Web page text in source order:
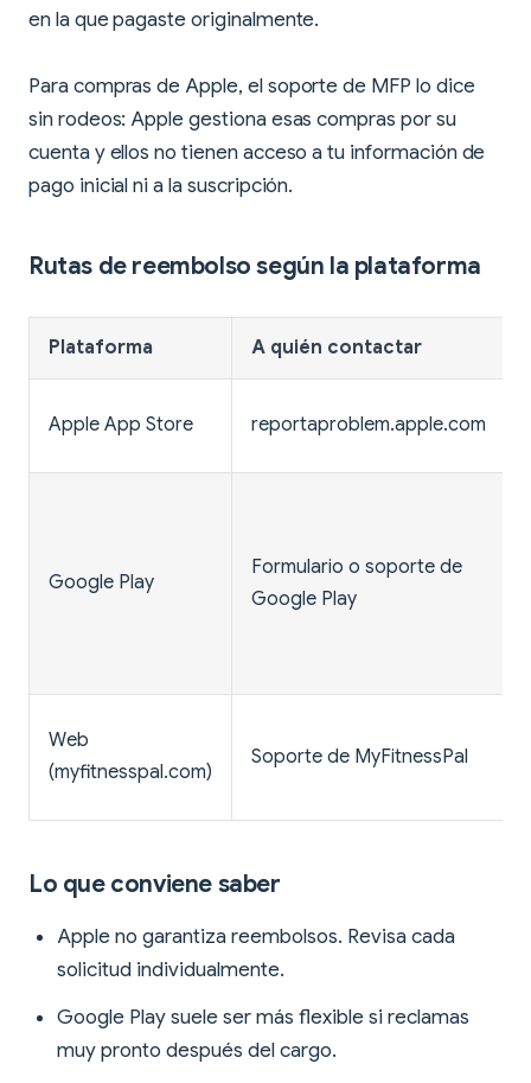
en la que pagaste originalmente.
Para compras de Apple, el soporte de MFP lo dice
sin rodeos: Apple gestiona esas compras por su
cuenta y ellos no tienen acceso a tu información de
pago inicial ni a la suscripción.
Rutas de reembolso según la plataforma
Plataforma A quién contactar
Apple App Store reportaproblem.apple.com
Google Play
Formulario o soporte de
Google Play
Web
(myfitnesspal.com)
Soporte de MyFitnessPal
Lo que conviene saber
Apple no garantiza reembolsos. Revisa cada
solicitud individualmente.
Google Play suele ser más flexible si reclamas
muy pronto después del cargo.